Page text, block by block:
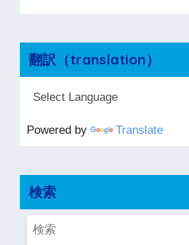
翻訳（translation）
Powered by Translate
検索